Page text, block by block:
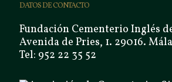
DATOS DE CONTACTO
Fundación Cementerio Inglés
Avenida de Pries, 1. 29016.
Tel: 952 22 35 52